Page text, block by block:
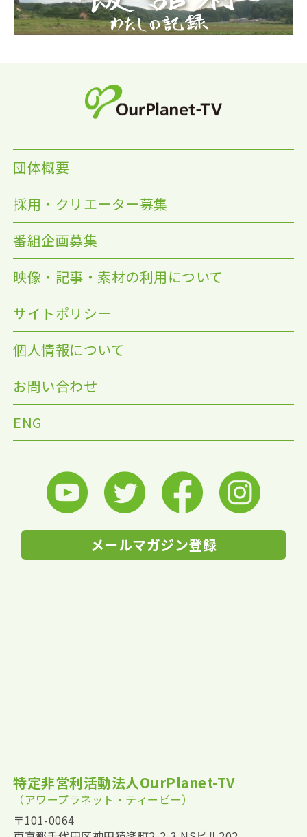
団体概要
採用・クリエーター募集
番組企画募集
映像・記事・素材の利用について
サイトポリシー
個人情報について
お問い合わせ
ENG
メールマガジン登録
特定非営利活動法人OurPlanet-TV
（アワープラネット・ティービー）
〒101-0064